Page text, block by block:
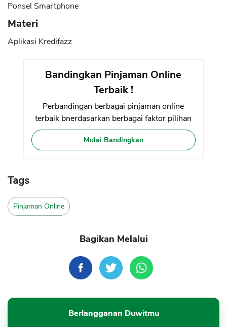
Ponsel Smartphone
Materi
Aplikasi Kredifazz
Bandingkan Pinjaman Online
Terbaik !
Perbandingan berbagai pinjaman online
terbaik bnerdasarkan berbagai faktor pilihan
Mulai Bandingkan
Tags
Pinjaman Online
Bagikan Melalui
Berlangganan Duwitmu